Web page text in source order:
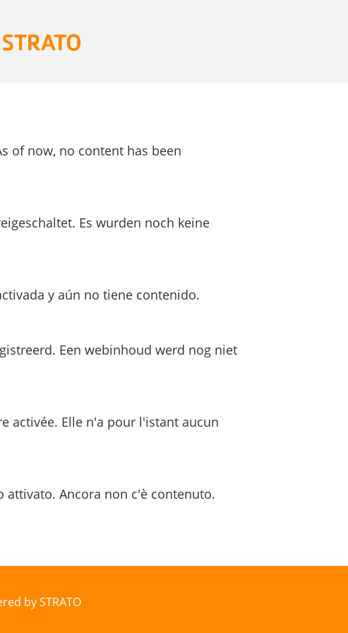
of now, no content has been
Es wurden noch keine
y aún no tiene contenido.
Een webinhoud werd nog niet
activée. Elle n'a pour l'istant aucun
attivato. Ancora non c'è contenuto.
by STRATO